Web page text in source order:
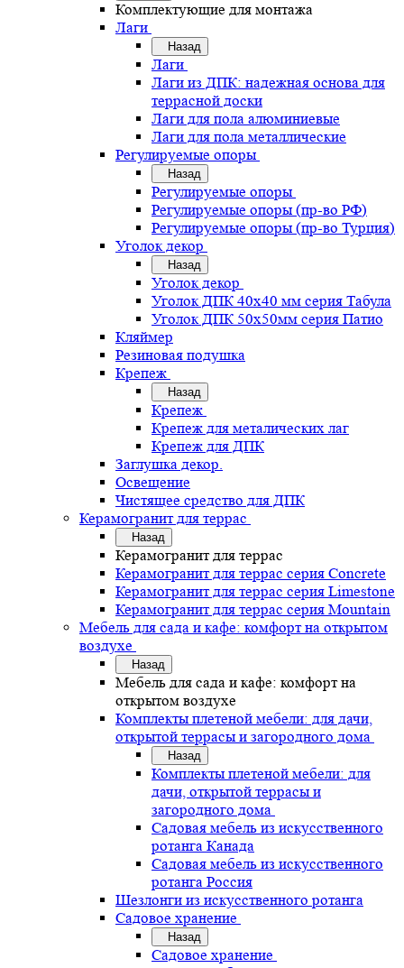
Комплектующие для монтажа
Лаги
Назад
Лаги
Лаги из ДПК: надежная основа для
террасной доски
Лаги для пола алюминиевые
Лаги для пола металлические
Регулируемые опоры
Назад
Регулируемые опоры
Регулируемые опоры (пр-во РФ)
Регулируемые опоры (пр-во Турция)
Уголок декор
Назад
Уголок декор
Уголок ДПК 40х40 мм серия Табула
Уголок ДПК 50х50мм серия Патио
Кляймер
Резиновая подушка
Крепеж
Назад
Крепеж
Крепеж для металических лаг
Крепеж для ДПК
Заглушка декор.
Освещение
Чистящее средство для ДПК
Керамогранит для террас
Назад
Керамогранит для террас
Керамогранит для террас серия Concrete
Керамогранит для террас серия Limestone
Керамогранит для террас серия Mountain
Мебель для сада и кафе: комфорт на открытом
воздухе
Назад
Мебель для сада и кафе: комфорт на
открытом воздухе
Комплекты плетеной мебели: для дачи,
открытой террасы и загородного дома
Назад
Комплекты плетеной мебели: для
дачи, открытой террасы и
загородного дома
Садовая мебель из искусственного
ротанга Канада
Садовая мебель из искусственного
ротанга Россия
Шезлонги из искусственного ротанга
Садовое хранение
Назад
Садовое хранение